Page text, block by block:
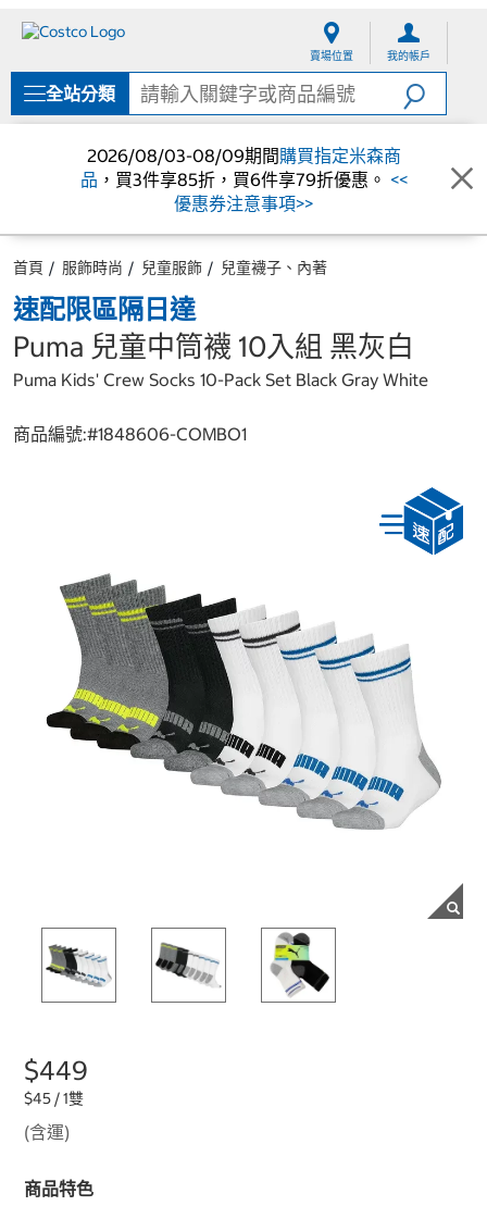
單
賣場位置 我的帳戶
全站分類
2026/08/03-08/09期間購買指定米森商
品 ，買3件享85折，買6件享79折優惠。 <<
優惠券注意事項>>
首頁 服飾時尚 兒童服飾 兒童襪子、內著
速配限區隔日達
Puma 兒童中筒襪 10入組 黑灰白
Puma Kids' Crew Socks 10-Pack Set Black Gray White
商品編號:#1848606-COMBO1
$449
$45 / 1雙
(含運)
商品特色